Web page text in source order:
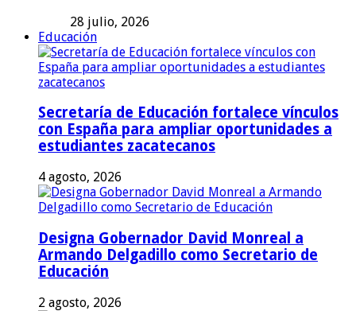
28 julio, 2026
Educación
Secretaría de Educación fortalece vínculos
con España para ampliar oportunidades a
estudiantes zacatecanos
4 agosto, 2026
Designa Gobernador David Monreal a
Armando Delgadillo como Secretario de
Educación
2 agosto, 2026